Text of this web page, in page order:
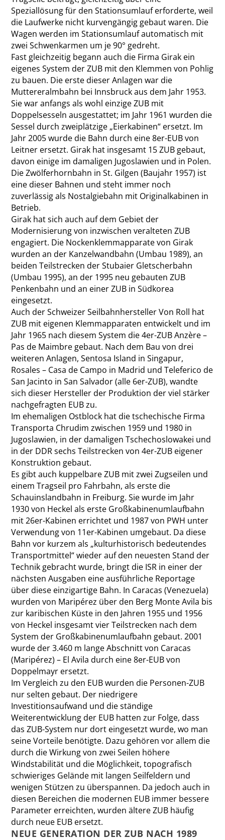
Speziallösung für den Stationsumlauf erforderte, weil
die Laufwerke nicht kurvengängig gebaut waren. Die
Wagen werden im Stationsumlauf automatisch mit
zwei Schwenkarmen um je 90° gedreht.
Fast gleichzeitig begann auch die Firma Girak ein
eigenes System der ZUB mit den Klemmen von Pohlig
zu bauen. Die erste dieser Anlagen war die
Muttereralmbahn bei Innsbruck aus dem Jahr 1953.
Sie war anfangs als wohl einzige ZUB mit
Doppelsesseln ausgestattet; im Jahr 1961 wurden die
Sessel durch zweiplätzige „Eierkabinen“ ersetzt. Im
Jahr 2005 wurde die Bahn durch eine 8er-EUB von
Leitner ersetzt. Girak hat insgesamt 15 ZUB gebaut,
davon einige im damaligen Jugoslawien und in Polen.
Die Zwölferhornbahn in St. Gilgen (Baujahr 1957) ist
eine dieser Bahnen und steht immer noch
zuverlässig als Nostalgiebahn mit Originalkabinen in
Betrieb.
Girak hat sich auch auf dem Gebiet der
Modernisierung von inzwischen veralteten ZUB
engagiert. Die Nockenklemmapparate von ­Girak
wurden an der Kanzelwandbahn (Umbau 1989), an
beiden Teilstrecken der Stubaier Gletscherbahn
(Umbau 1995), an der 1995 neu gebauten ZUB
Penkenbahn und an einer ZUB in Südkorea
eingesetzt.
Auch der Schweizer Seilbahnhersteller Von Roll hat
ZUB mit eigenen Klemmapparaten entwickelt und im
Jahr 1965 nach diesem System die 4er-ZUB Anzère –
Pas de Maimbre gebaut. Nach dem Bau von drei
weiteren Anlagen, Sentosa Island in Singapur,
Rosales – Casa de Campo in Madrid und Teleferico de
San Jacinto in San Salvador (alle 6er-ZUB), wandte
sich dieser Hersteller der Produktion der viel stärker
nachgefragten EUB zu.
Im ehemaligen Ostblock hat die tschechische Firma
Transporta Chrudim zwischen 1959 und 1980 in
Jugoslawien, in der damaligen Tschechoslowakei und
in der DDR sechs Teilstrecken von 4er-ZUB ­eigener
Konstruktion gebaut.
Es gibt auch kuppelbare ZUB mit zwei Zugseilen und
einem Tragseil pro Fahrbahn, als erste die
Schauinslandbahn in Freiburg. Sie wurde im Jahr
1930 von Heckel als erste Großkabinenumlaufbahn
mit 26er-Kabinen errichtet und 1987 von PWH unter
Verwendung von 11er-Kabinen umgebaut. Da diese
Bahn vor kurzem als „kulturhistorisch bedeutendes
Transportmittel“ wieder auf den neuesten Stand der
Technik gebracht wurde, bringt die ISR in einer der
nächsten Ausgaben eine ausführliche Reportage
über diese einzigartige Bahn. In Caracas (Venezuela)
wurden von Maripérez über den Berg Monte Avila bis
zur karibischen Küste in den Jahren 1955 und 1956
von Heckel insgesamt vier Teilstrecken nach dem
System der Großkabinenumlaufbahn gebaut. 2001
wurde der 3.460 m lange Abschnitt von Caracas
(Maripérez) – El Avila durch eine 8er-EUB von
Doppelmayr ersetzt.
Im Vergleich zu den EUB wurden die Personen-ZUB
nur selten gebaut. Der niedrigere
Investitionsaufwand und die ständige
Weiterentwicklung der EUB hatten zur Folge, dass
das ZUB-System nur dort eingesetzt wurde, wo man
seine Vorteile benötigte. Dazu gehören vor allem die
durch die Wirkung von zwei Seilen höhere
Windstabilität und die Möglichkeit, topografisch
schwieriges Gelände mit langen Seilfeldern und
wenigen Stützen zu überspannen. Da jedoch auch in
diesen Bereichen die modernen EUB immer bessere
Parameter erreichten, wurden ältere ZUB häufig
durch neue EUB ersetzt.
NEUE GENERATION DER ZUB NACH 1989